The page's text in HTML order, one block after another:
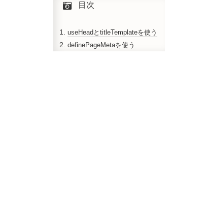
目次
useHeadとtitleTemplateを使う
definePageMetaを使う